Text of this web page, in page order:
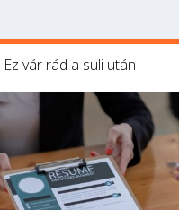
Ez vár rád a suli után